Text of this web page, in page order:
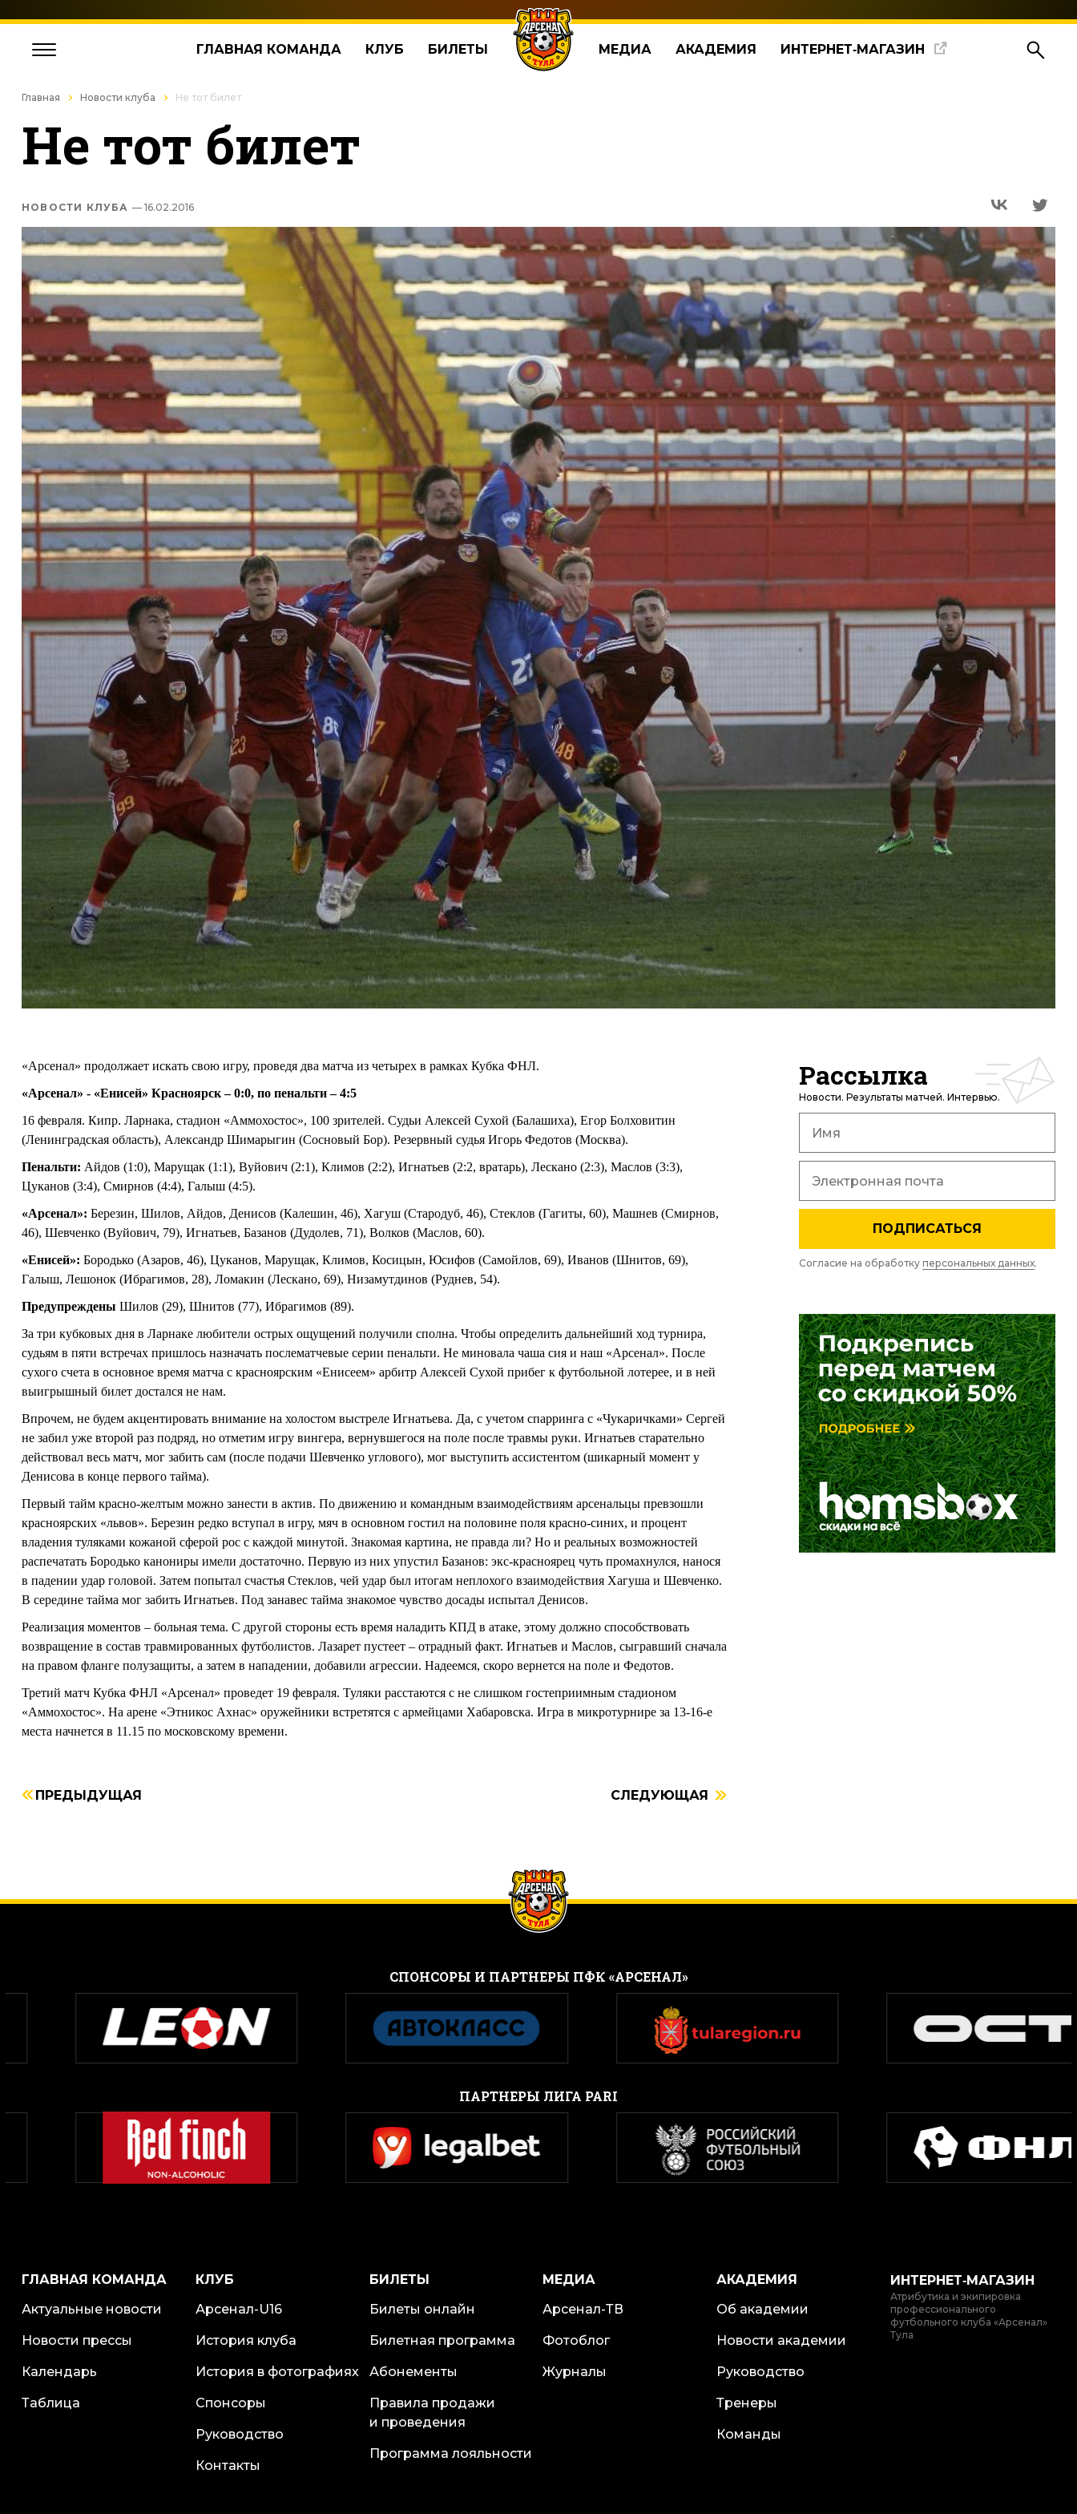
ГЛАВНАЯ КОМАНДА КЛУБ БИЛЕТЫ МЕДИА АКАДЕМИЯ ИНТЕРНЕТ‑МАГАЗИН
Главная Новости клуба Не тот билет
Не тот билет
НОВОСТИ КЛУБА — 16.02.2016
«Арсенал» продолжает искать свою игру, проведя два матча из четырех в рамках Кубка ФНЛ.
«Арсенал» - «Енисей» Красноярск – 0:0, по пенальти – 4:5
16 февраля. Кипр. Ларнака, стадион «Аммохостос», 100 зрителей. Судьи Алексей Сухой (Балашиха), Егор Болховитин
(Ленинградская область), Александр Шимарыгин (Сосновый Бор). Резервный судья Игорь Федотов (Москва).
Пенальти: Айдов (1:0), Марущак (1:1), Вуйович (2:1), Климов (2:2), Игнатьев (2:2, вратарь), Лескано (2:3), Маслов (3:3),
Цуканов (3:4), Смирнов (4:4), Галыш (4:5).
«Арсенал»: Березин, Шилов, Айдов, Денисов (Калешин, 46), Хагуш (Стародуб, 46), Стеклов (Гагиты, 60), Машнев (Смирнов,
46), Шевченко (Вуйович, 79), Игнатьев, Базанов (Дудолев, 71), Волков (Маслов, 60).
«Енисей»: Бородько (Азаров, 46), Цуканов, Марущак, Климов, Косицын, Юсифов (Самойлов, 69), Иванов (Шнитов, 69),
Галыш, Лешонок (Ибрагимов, 28), Ломакин (Лескано, 69), Низамутдинов (Руднев, 54).
Предупреждены Шилов (29), Шнитов (77), Ибрагимов (89).
За три кубковых дня в Ларнаке любители острых ощущений получили сполна. Чтобы определить дальнейший ход турнира,
судьям в пяти встречах пришлось назначать послематчевые серии пенальти. Не миновала чаша сия и наш «Арсенал». После
сухого счета в основное время матча с красноярским «Енисеем» арбитр Алексей Сухой прибег к футбольной лотерее, и в ней
выигрышный билет достался не нам.
Впрочем, не будем акцентировать внимание на холостом выстреле Игнатьева. Да, с учетом спарринга с «Чукаричками» Сергей
не забил уже второй раз подряд, но отметим игру вингера, вернувшегося на поле после травмы руки. Игнатьев старательно
действовал весь матч, мог забить сам (после подачи Шевченко углового), мог выступить ассистентом (шикарный момент у
Денисова в конце первого тайма).
Первый тайм красно-желтым можно занести в актив. По движению и командным взаимодействиям арсенальцы превзошли
красноярских «львов». Березин редко вступал в игру, мяч в основном гостил на половине поля красно-синих, и процент
владения туляками кожаной сферой рос с каждой минутой. Знакомая картина, не правда ли? Но и реальных возможностей
распечатать Бородько канониры имели достаточно. Первую из них упустил Базанов: экс-красноярец чуть промахнулся, нанося
в падении удар головой. Затем попытал счастья Стеклов, чей удар был итогам неплохого взаимодействия Хагуша и Шевченко.
В середине тайма мог забить Игнатьев. Под занавес тайма знакомое чувство досады испытал Денисов.
Реализация моментов – больная тема. С другой стороны есть время наладить КПД в атаке, этому должно способствовать
возвращение в состав травмированных футболистов. Лазарет пустеет – отрадный факт. Игнатьев и Маслов, сыгравший сначала
на правом фланге полузащиты, а затем в нападении, добавили агрессии. Надеемся, скоро вернется на поле и Федотов.
Третий матч Кубка ФНЛ «Арсенал» проведет 19 февраля. Туляки расстаются с не слишком гостеприимным стадионом
«Аммохостос». На арене «Этникос Ахнас» оружейники встретятся с армейцами Хабаровска. Игра в микротурнире за 13-16-е
места начнется в 11.15 по московскому времени.
ПРЕДЫДУЩАЯ СЛЕДУЮЩАЯ
Рассылка
Новости. Результаты матчей. Интервью.
ПОДПИСАТЬСЯ
Согласие на обработку персональных данных.
CПОНСОРЫ И ПАРТНЕРЫ ПФК «АРСЕНАЛ»
ПАРТНЕРЫ ЛИГА PARI
ГЛАВНАЯ КОМАНДА
Актуальные новости
Новости прессы
Календарь
Таблица
КЛУБ
Арсенал-U16
История клуба
История в фотографиях
Спонсоры
Руководство
Контакты
БИЛЕТЫ
Билеты онлайн
Билетная программа
Абонементы
Правила продажи
и проведения
Программа лояльности
МЕДИА
Арсенал-ТВ
Фотоблог
Журналы
АКАДЕМИЯ
Об академии
Новости академии
Руководство
Тренеры
Команды
ИНТЕРНЕТ‑МАГАЗИН
Атрибутика и экипировка
профессионального
футбольного клуба «Арсенал»
Тула